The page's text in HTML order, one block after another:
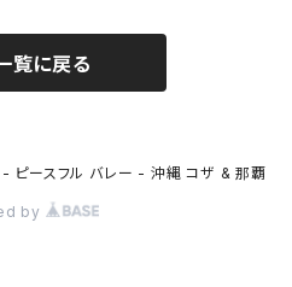
覧に戻る
ースフル バレー - 沖縄 コザ & 那覇
by